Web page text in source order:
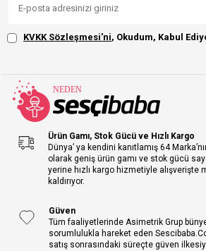
KVKK Sözleşmesi'ni, Okudum, Kabul
Ürün Gamı, Stok Gücü ve Hızlı Kargo
Dünya’ ya kendini kanıtlamış 64
olarak geniş ürün gamı ve stok gücü
yerine hızlı kargo hizmetiyle alışverişte
kaldırıyor.
Güven
Tüm faaliyetlerinde Asimetrik Grup
sorumlulukla hareket eden
satış sonrasındaki süreçte güven